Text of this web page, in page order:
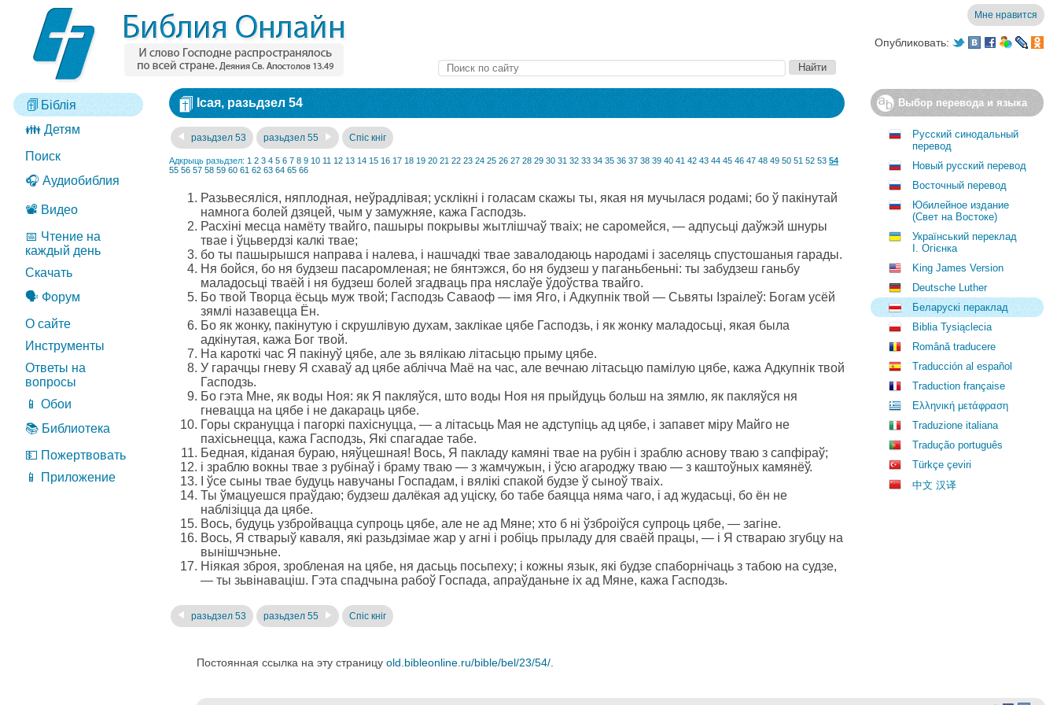
Мне нравится
Опубликовать:
Біблія
👪 Детям
Поиск
🎧 Аудиобиблия
📽️ Видео
📅 Чтение на
каждый день
Скачать
🗣️ Форум
О сайте
Инструменты
Ответы на
вопросы
📱 Обои
📚 Библиотека
💵 Пожертвовать
📱 Приложение
Ісая, разьдзел 54
разьдзел 53 разьдзел 55 Спіс кніг
Адкрыць разьдзел: 1 2 3 4 5 6 7 8 9 10 11 12 13 14 15 16 17 18 19 20 21 22 23 24 25 26 27 28 29 30 31 32 33 34 35 36 37 38 39 40 41 42 43 44 45 46 47 48 49 50 51 52 53 54
55 56 57 58 59 60 61 62 63 64 65 66
Разьвесяліся, няплодная, неўрадлівая; усклікні і голасам скажы ты, якая ня мучылася родамі; бо ў пакінутай
намнога болей дзяцей, чым у замужняе, кажа Гасподзь.
Расхіні месца намёту твайго, пашыры покрывы жытлішчаў тваіх; не саромейся, — адпусьці даўжэй шнуры
твае і ўцьвердзі калкі твае;
бо ты пашырышся направа і налева, і нашчадкі твае завалодаюць народамі і заселяць спустошаныя гарады.
Ня бойся, бо ня будзеш пасаромленая; не бянтэжся, бо ня будзеш у паганьбеньні: ты забудзеш ганьбу
маладосьці тваёй і ня будзеш болей згадваць пра няслаўе ўдоўства твайго.
Бо твой Творца ёсьць муж твой; Гасподзь Саваоф — імя Яго, і Адкупнік твой — Сьвяты Ізраілеў: Богам усёй
зямлі назавецца Ён.
Бо як жонку, пакінутую і скрушлівую духам, заклікае цябе Гасподзь, і як жонку маладосьці, якая была
адкінутая, кажа Бог твой.
На кароткі час Я пакінуў цябе, але зь вялікаю літасьцю прыму цябе.
У гарачцы гневу Я схаваў ад цябе аблічча Маё на час, але вечнаю літасьцю памілую цябе, кажа Адкупнік твой
Гасподзь.
Бо гэта Мне, як воды Ноя: як Я пакляўся, што воды Ноя ня прыйдуць больш на зямлю, як пакляўся ня
гневацца на цябе і не дакараць цябе.
Горы скрануцца і пагоркі пахіснуцца, — а літасьць Мая не адступіць ад цябе, і запавет міру Майго не
пахісьнецца, кажа Гасподзь, Які спагадае табе.
Бедная, кіданая бураю, няўцешная! Вось, Я пакладу камяні твае на рубін і зраблю аснову тваю з сапфіраў;
і зраблю вокны твае з рубінаў і браму тваю — з жамчужын, і ўсю агароджу тваю — з каштоўных камянёў.
І ўсе сыны твае будуць навучаны Госпадам, і вялікі спакой будзе ў сыноў тваіх.
Ты ўмацуешся праўдаю; будзеш далёкая ад уціску, бо табе баяцца няма чаго, і ад жудасьці, бо ён не
наблізіцца да цябе.
Вось, будуць узбройвацца супроць цябе, але не ад Мяне; хто б ні ўзброіўся супроць цябе, — загіне.
Вось, Я стварыў каваля, які разьдзімае жар у агні і робіць прыладу для сваёй працы, — і Я ствараю згубцу на
вынішчэньне.
Ніякая зброя, зробленая на цябе, ня дасьць посьпеху; і кожны язык, які будзе спаборнічаць з табою на судзе,
— ты зьвінаваціш. Гэта спадчына рабоў Госпада, апраўданьне іх ад Мяне, кажа Гасподзь.
разьдзел 53 разьдзел 55 Спіс кніг
Постоянная ссылка на эту страницу old.bibleonline.ru/bible/bel/23/54/
Выбор перевода и языка
Русский синодальный
перевод
Новый русский перевод
Восточный перевод
Юбилейное издание
(Свет на Востоке)
Український переклад
І. Огієнка
King James Version
Deutsche Luther
Беларускі пераклад
Biblia Tysiąclecia
Română traducere
Traducción al español
Traduction française
Ελληνική μετάφραση
Traduzione italiana
Tradução português
Türkçe çeviri
中文 汉译